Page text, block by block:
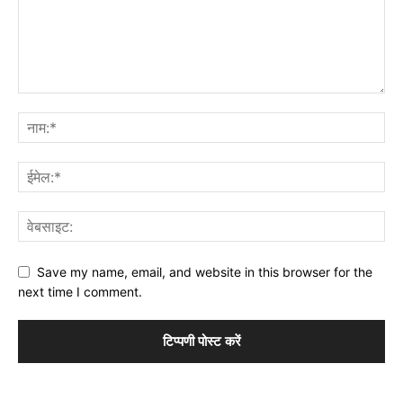
Save my name, email, and website in this browser for the
next time I comment.